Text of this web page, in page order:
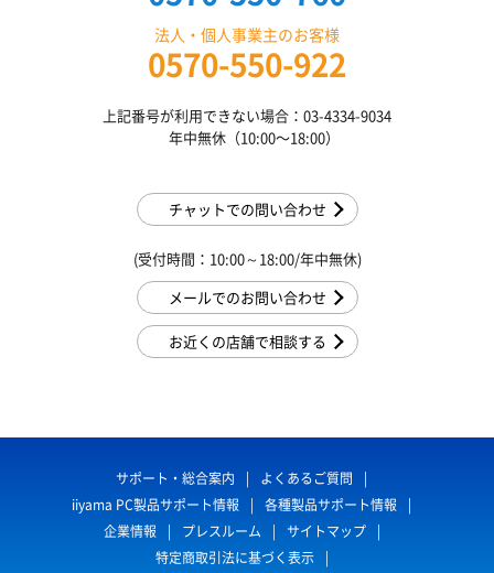
法人・個人事業主のお客様
0570-550-922
上記番号が利用できない場合：03-4334-9034
年中無休（10:00〜18:00）
チャットでの問い合わせ
(受付時間：10:00～18:00/年中無休)
メールでのお問い合わせ
お近くの店舗で相談する
サポート・総合案内
よくあるご質問
iiyama PC製品サポート情報
各種製品サポート情報
企業情報
プレスルーム
サイトマップ
特定商取引法に基づく表示